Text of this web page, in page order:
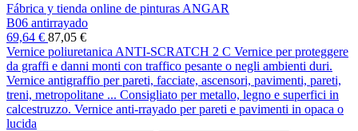
Fábrica y tienda online de pinturas ANGAR
B06 antirrayado
69,64 € 87,05 €
Vernice poliuretanica ANTI-SCRATCH 2 C Vernice per proteggere
da graffi e danni monti con traffico pesante o negli ambienti duri.
Vernice antigraffio per pareti, facciate, ascensori, pavimenti, pareti,
treni, metropolitane ... Consigliato per metallo, legno e superfici in
calcestruzzo. Vernice anti-rrayado per pareti e pavimenti in opaca o
lucida